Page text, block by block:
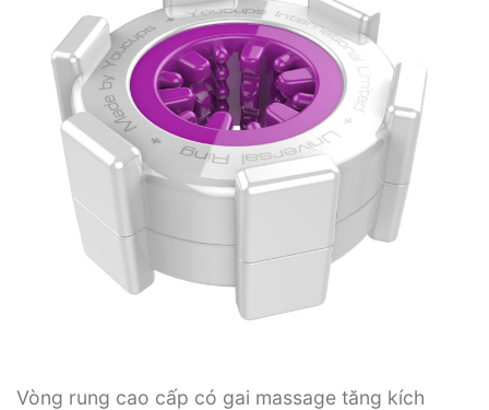
Vòng rung cao cấp có gai massage tăng kích